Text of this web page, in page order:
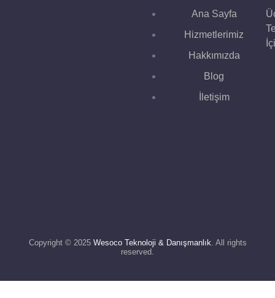
Ana Sayfa
Hizmetlerimiz
Hakkımızda
Blog
İletişim
Copyright © 2025 Wesoco Teknoloji & Danışmanlık. All rights
reserved.